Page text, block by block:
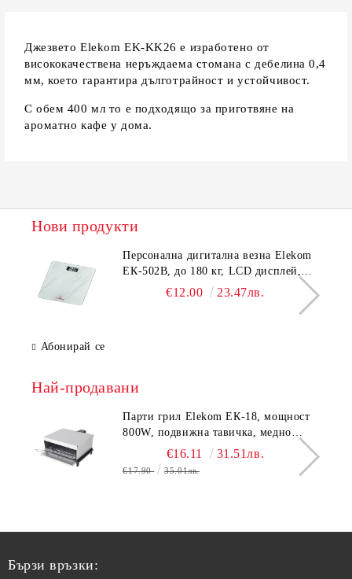
Джезвето Elekom EK-KK26 е изработено от
висококачествена неръждаема стомана с дебелина 0,4
мм, което гарантира дълготрайност и устойчивост.
С обем 400 мл то е подходящо за приготвяне на
ароматно кафе у дома.
Нови продукти
Персонална дигитална везна Elekom
ЕК-502B, до 180 кг, LCD дисплей,
Темперирано стъкло - 6.0 мм,
€12.00 23.47лв.
Абонирай се
Най-продавани
Парти грил Elekom ЕК-18, мощност
800W, подвижна тавичка, медно
покритие на реотана
€16.11 31.51лв.
€17.90 35.01лв.
Бързи връзки: